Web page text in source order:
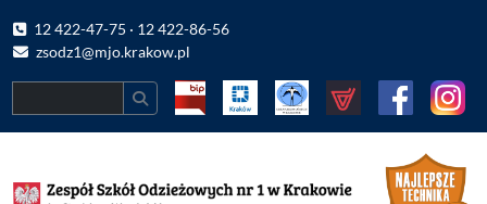
12 422-47-75 · 12 422-86-56
zsodz1@mjo.krakow.pl